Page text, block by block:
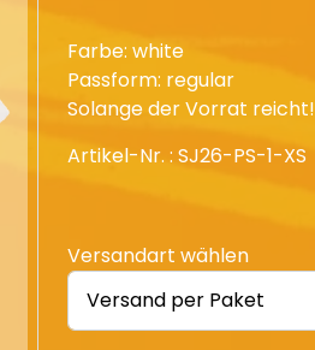
Farbe: white
Passform: regular
Solange der Vorrat reicht!
Artikel-Nr. : SJ26-PS-1-XS
Versandart wählen